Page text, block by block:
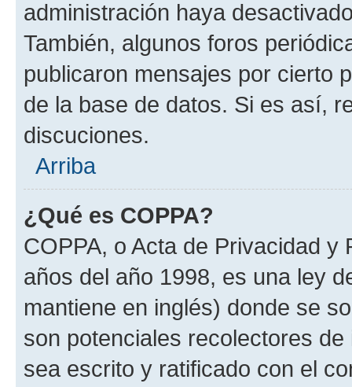
administración haya
También, algunos foros
publicaron mensajes por cierto
de la base de datos. Si es así,
discuciones.
Arriba
¿Qué es COPPA?
COPPA, o Acta de Privacidad
años del año 1998, es una ley
mantiene en inglés) donde se
son potenciales recolectores
sea escrito y ratificado con el